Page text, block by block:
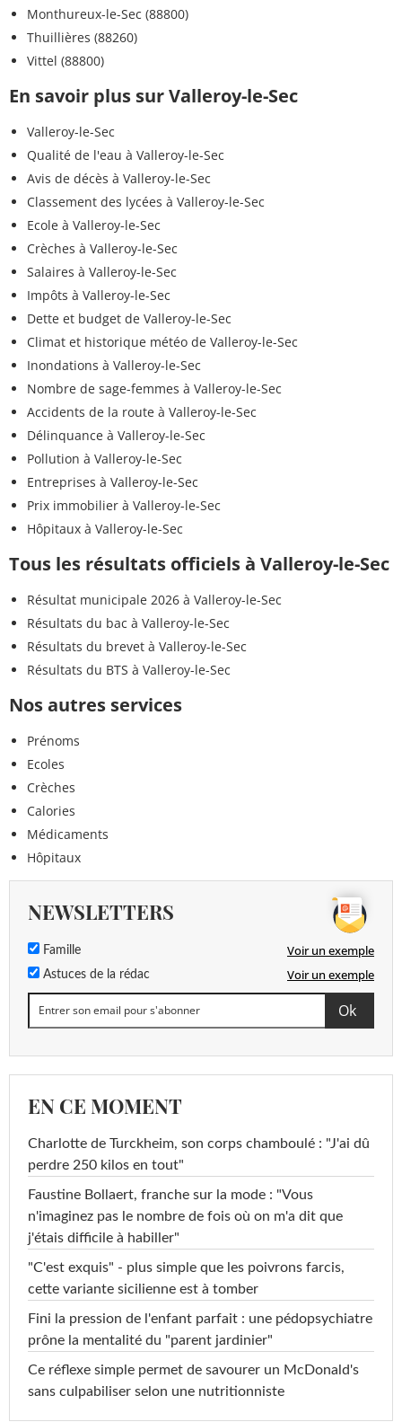
Monthureux-le-Sec (88800)
Thuillières (88260)
Vittel (88800)
En savoir plus sur Valleroy-le-Sec
Valleroy-le-Sec
Qualité de l'eau à Valleroy-le-Sec
Avis de décès à Valleroy-le-Sec
Classement des lycées à Valleroy-le-Sec
Ecole à Valleroy-le-Sec
Crèches à Valleroy-le-Sec
Salaires à Valleroy-le-Sec
Impôts à Valleroy-le-Sec
Dette et budget de Valleroy-le-Sec
Climat et historique météo de Valleroy-le-Sec
Inondations à Valleroy-le-Sec
Nombre de sage-femmes à Valleroy-le-Sec
Accidents de la route à Valleroy-le-Sec
Délinquance à Valleroy-le-Sec
Pollution à Valleroy-le-Sec
Entreprises à Valleroy-le-Sec
Prix immobilier à Valleroy-le-Sec
Hôpitaux à Valleroy-le-Sec
Tous les résultats officiels à Valleroy-le-Sec
Résultat municipale 2026 à Valleroy-le-Sec
Résultats du bac à Valleroy-le-Sec
Résultats du brevet à Valleroy-le-Sec
Résultats du BTS à Valleroy-le-Sec
Nos autres services
Prénoms
Ecoles
Crèches
Calories
Médicaments
Hôpitaux
NEWSLETTERS
Famille Voir un exemple
Astuces de la rédac Voir un exemple
EN CE MOMENT
Charlotte de Turckheim, son corps chamboulé : "J'ai dû
perdre 250 kilos en tout"
Faustine Bollaert, franche sur la mode : "Vous
n'imaginez pas le nombre de fois où on m'a dit que
j'étais difficile à habiller"
"C'est exquis" - plus simple que les poivrons farcis,
cette variante sicilienne est à tomber
Fini la pression de l'enfant parfait : une pédopsychiatre
prône la mentalité du "parent jardinier"
Ce réflexe simple permet de savourer un McDonald's
sans culpabiliser selon une nutritionniste